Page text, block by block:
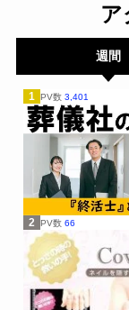
ア
週間
1 PV数 3,401
2 PV数 66